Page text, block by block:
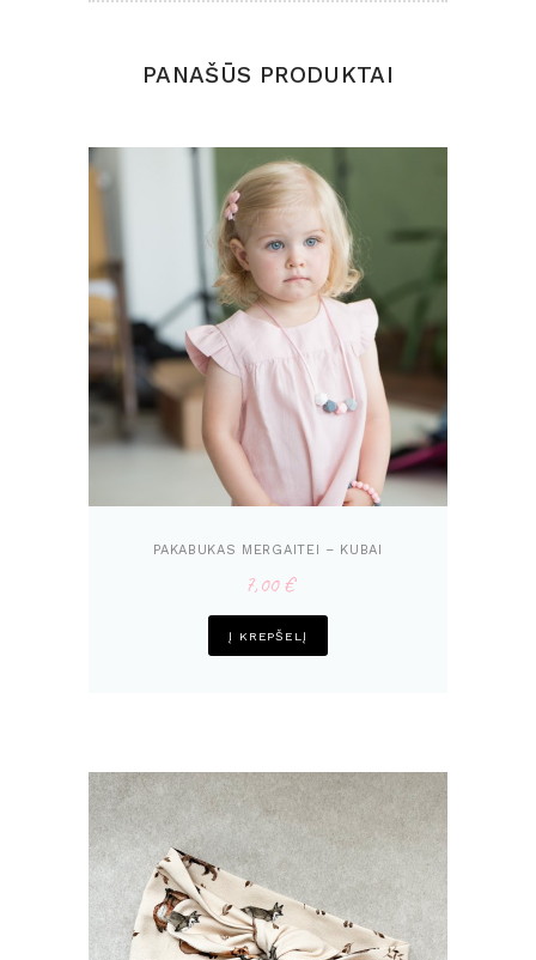
PANAŠŪS PRODUKTAI
PAKABUKAS MERGAITEI – KUBAI
7,00€
Į KREPŠELĮ